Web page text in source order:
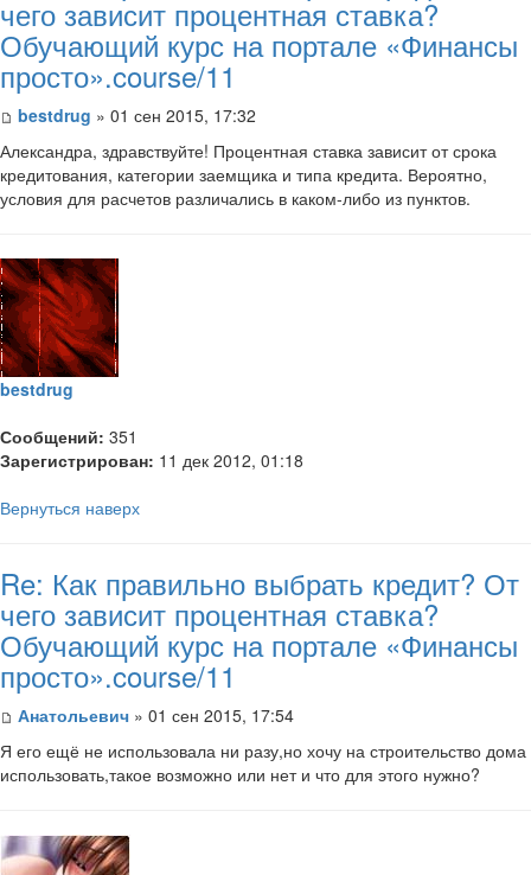
чего зависит процентная ставка?
Обучающий курс на портале «Финансы
просто».course/11
bestdrug » 01 сен 2015, 17:32
Александра, здравствуйте! Процентная ставка зависит от срока
кредитования, категории заемщика и типа кредита. Вероятно,
условия для расчетов различались в каком-либо из пунктов.
bestdrug
Сообщений: 351
Зарегистрирован: 11 дек 2012, 01:18
Вернуться наверх
Re: Как правильно выбрать кредит? От
чего зависит процентная ставка?
Обучающий курс на портале «Финансы
просто».course/11
Анатольевич » 01 сен 2015, 17:54
Я его ещё не использовала ни разу,но хочу на строительство дома
использовать,такое возможно или нет и что для этого нужно?